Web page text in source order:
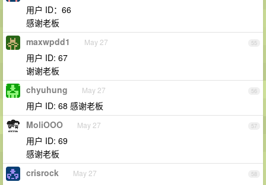
用户 ID：66
感谢老板
55
maxwpdd1 May 27
用户 ID: 67
谢谢老板
56
chyuhung May 27
用户 ID: 68 感谢老板
57
MoliOOO May 27
用户 ID: 69
感谢老板
58
crisrock May 27